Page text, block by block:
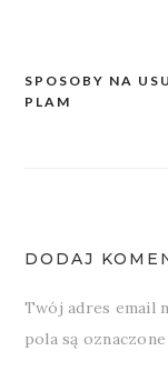
Nawigacja
SPOSOBY NA
PLAM
DODAJ
Twój adres email
pola są oznaczone